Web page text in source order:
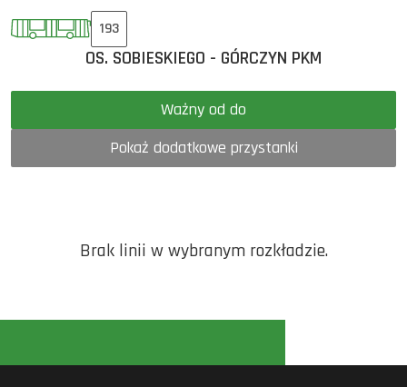
193
OS. SOBIESKIEGO - GÓRCZYN PKM
Ważny od do
Pokaż dodatkowe przystanki
Brak linii w wybranym rozkładzie.